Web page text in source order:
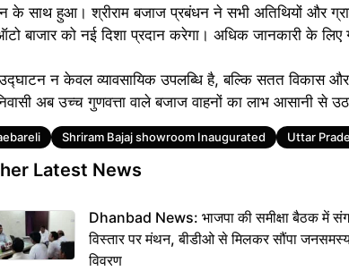
के साथ हुआ। श्रीराम बजाज प्रबंधन ने सभी अतिथियों और
बाजार को नई दिशा प्रदान करेगा। अधिक जानकारी के
न केवल व्यावसायिक उपलब्धि है, बल्कि सतत विकास और
अब उच्च गुणवत्ता वाले बजाज वाहनों का लाभ आसानी से
Shriram Bajaj showroom Inaugurated Uttar
Latest News
Dhanbad News: भाजपा की समीक्षा बैठक में
विस्तार पर मंथन, बीडीओ से मिलकर सौंपा
विवरण